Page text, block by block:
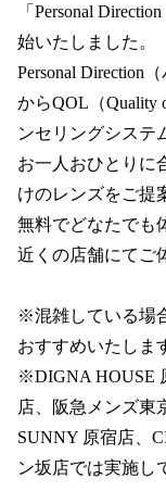
ブランドを探す
ブランド一覧
コンテンツを探
スタッフコンテン
スタッフコンテ
コーディネート
レビュー
ブログ
「Personal
始いたしました。
Personal Direction
からQOL（Quality
ンセリングシステ
お一人おひとりに
けのレンズをご提
無料でどなたでも
近くの店舗にてご
※混雑している場
おすすめいたしま
※DIGNA HOUSE
店、阪急メンズ東
SUNNY 原宿店、
ン坂店では実施し